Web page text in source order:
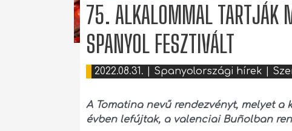
75. ALKALOMMAL TARTJÁK
SPANYOL FESZTIVÁLT
2022.08.31. Spanyolországi hírek |
A Tomatina nevű rendezvényt, melyet
évben lefújtak, a valenciai Buñolban